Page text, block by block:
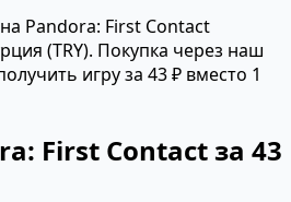
Pandora: First Contact
(TRY). Покупка через наш
игру за 43 ₽ вместо 1
First Contact за 43